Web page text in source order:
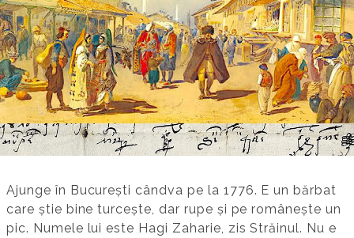
Ajunge în București cândva pe la 1776. E un bărbat
care știe bine turcește, dar rupe și pe românește un
pic. Numele lui este Hagi Zaharie, zis Străinul. Nu e